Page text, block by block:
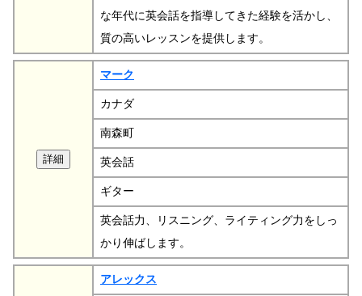
な年代に英会話を指導してきた経験を活かし、
質の高いレッスンを提供します。
マーク
カナダ
南森町
英会話
ギター
英会話力、リスニング、ライティング力をしっ
かり伸ばします。
アレックス